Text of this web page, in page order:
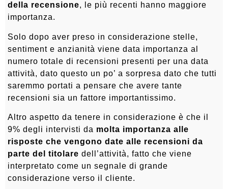
della recensione, le più recenti hanno maggiore
importanza.
Solo dopo aver preso in considerazione stelle,
sentiment e anzianità viene data importanza al
numero totale di recensioni presenti per una data
attività, dato questo un po’ a sorpresa dato che tutti
saremmo portati a pensare che avere tante
recensioni sia un fattore importantissimo.
Altro aspetto da tenere in considerazione è che il
9% degli intervisti da molta importanza alle
risposte che vengono date alle recensioni da
parte del titolare dell’attività, fatto che viene
interpretato come un segnale di grande
considerazione verso il cliente.